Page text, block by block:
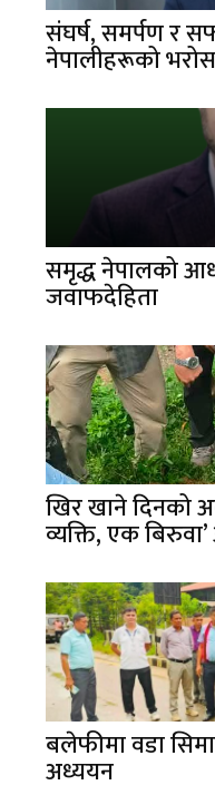
संघर्ष, समर्पण र
नेपालीहरूको
समृद्ध नेपालको
जवाफदेहिता
खिर खाने दिनको
व्यक्ति, एक
बलेफीमा वडा
अध्ययन